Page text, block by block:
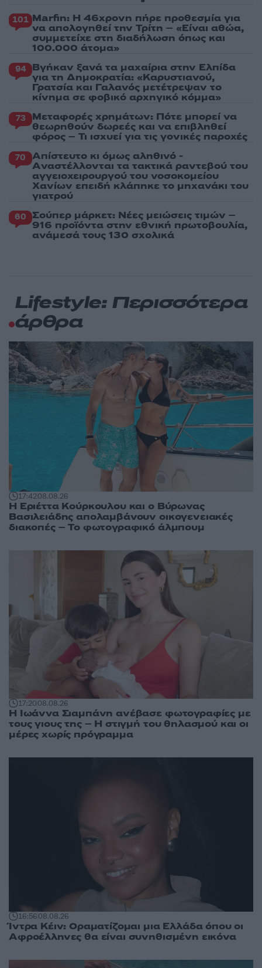
101 Marfin: Η 46χρονη πήρε προθεσμία για
να απολογηθεί την Τρίτη – «Είναι αθώα,
συμμετείχε στη διαδήλωση όπως και
100.000 άτομα»
94 Βγήκαν ξανά τα μαχαίρια στην Ελπίδα
για τη Δημοκρατία: «Καρυστιανού,
Γρατσία και Γαλανός μετέτρεψαν το
κίνημα σε φοβικό αρχηγικό κόμμα»
73 Μεταφορές χρημάτων: Πότε μπορεί να
θεωρηθούν δωρεές και να επιβληθεί
φόρος – Τι ισχυεί για τις γονικές παροχές
70 Απίστευτο κι όμως αληθινό -
Aναστέλλονται τα τακτικά ραντεβού του
αγγειοχειρουργού του νοσοκομείου
Χανίων επειδή κλάπηκε το μηχανάκι του
γιατρού
60 Σούπερ μάρκετ: Νέες μειώσεις τιμών –
916 προϊόντα στην εθνική πρωτοβουλία,
ανάμεσά τους 130 σχολικά
Lifestyle: Περισσότερα
άρθρα
17:4208.08.26
Η Εριέττα Κούρκουλου και ο Βύρωνας
Βασιλειάδης απολαμβάνουν οικογενειακές
διακοπές – Το φωτογραφικό άλμπουμ
17:2008.08.26
H Ιωάννα Σιαμπάνη ανέβασε φωτογραφίες με
τους γιους της – Η στιγμή του θηλασμού και οι
μέρες χωρίς πρόγραμμα
16:5608.08.26
Ίντρα Κέιν: Οραματίζομαι μια Ελλάδα όπου οι
Αφροέλληνες θα είναι συνηθισμένη εικόνα